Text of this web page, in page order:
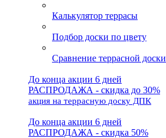
Калькулятор террасы
Подбор доски по цвету
Сравнение террасной доски
До конца акции 6 дней
РАСПРОДАЖА - скидка до 30%
акция на террасную доску ДПК
До конца акции 6 дней
РАСПРОДАЖА - скидка 50%